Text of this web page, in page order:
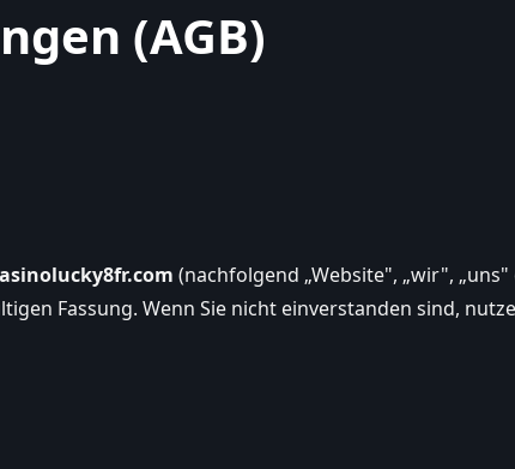
(AGB)
(nachfolgend „Website", „wir",
Fassung. Wenn Sie nicht einverstanden sind,